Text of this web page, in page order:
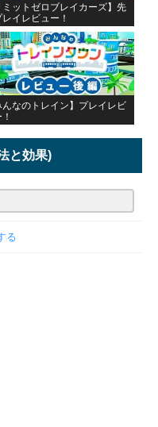
ミットゼロブレイカーズ】先
イレビュー！
んなのトレイン】プレイレビ
と効果)
る